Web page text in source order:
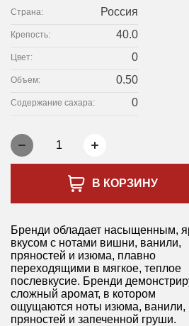
Страна: Россия
Крепость: 40.0
Цвет: 0
Объем: 0.50
Содержание сахара: 0
1
В КОРЗИНУ
Бренди обладает насыщенным,
вкусом с нотами вишни, ванили,
пряностей и изюма, плавно
переходящими в мягкое, теплое
послевкусие. Бренди
сложный аромат, в котором
ощущаются ноты изюма, ванили,
пряностей и запеченной груши.